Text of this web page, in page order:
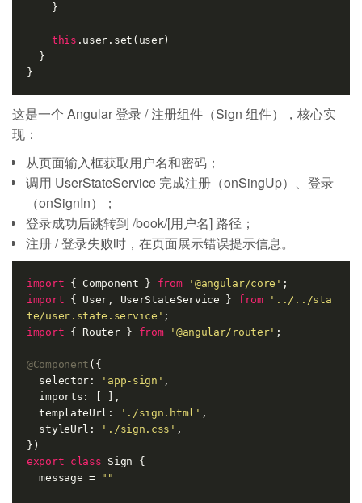
this .user.set(user)
这是一个 Angular 登录 / 注册组件（Sign 组件），核心实
现：
从页面输入框获取用户名和密码；
调用 UserStateService 完成注册（onSingUp）、登录
（onSignIn）；
登录成功后跳转到 /book/[用户名] 路径；
注册 / 登录失败时，在页面展示错误提示信息。
import { Component } from '@angular/core'
import { User, UserStateService } from
'../../sta
te/user.state.service'
import { Router } from '@angular/router' ;
@Component ({
  selector:
'app-sign' ,
  templateUrl:
'./sign.html' ,
  styleUrl:
'./sign.css' ,
export class Sign {
  message =
""